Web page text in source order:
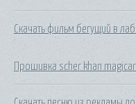
Скачать фильм бегущий в
Прошивка scher khan